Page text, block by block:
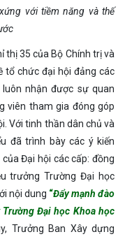
với tiềm năng và thế
thị 35 của Bộ Chính trị và
tổ chức đại hội đảng các
luôn nhận được sự quan
viên tham gia đóng góp
Với tinh thần dân chủ và
đã trình bày các ý kiến
Đại hội các cấp: đồng
trưởng Trường Đại học
nội dung “Đẩy mạnh đào
Đại học Khoa học
Trưởng Ban Xây dựng